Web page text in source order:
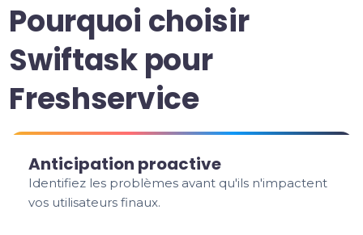
Pourquoi choisir
Swiftask pour
Freshservice
Anticipation proactive
Identifiez les problèmes avant qu'ils n'impactent
vos utilisateurs finaux.